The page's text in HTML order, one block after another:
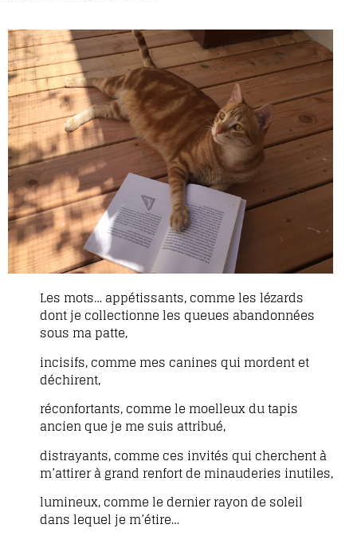
Les mots… appétissants, comme les lézards
dont je collectionne les queues abandonnées
sous ma patte,
incisifs, comme mes canines qui mordent et
déchirent,
réconfortants, comme le moelleux du tapis
ancien que je me suis attribué,
distrayants, comme ces invités qui cherchent à
m’attirer à grand renfort de minauderies inutiles,
lumineux, comme le dernier rayon de soleil
dans lequel je m’étire…